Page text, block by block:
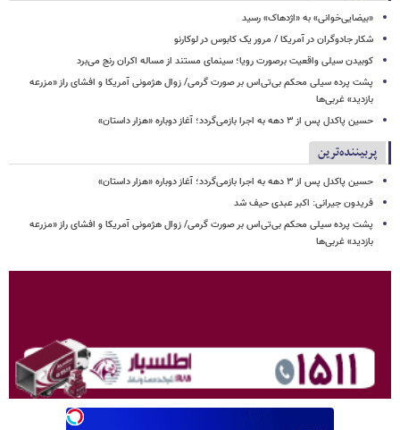
«بیضایی‌خوانی» به «اژدهاک» رسید
شکار جادوگران در آمریکا / مرور یک کابوس در لوکارنو
کوبیدن سیلی واقعیت برصورت رویا؛ سینمای مستند از مساله اکران رنج می‌برد
پشت پرده سیلی محکم بی‌تی‌اس بر صورت گرمی/ زوال هژمونی آمریکا و افشای راز «مزرعه
بازدید» غربی‌ها
حسین پاکدل پس از ۳ دهه به اجرا بازمی‌گردد؛ آغاز دوباره «هزار داستان»
پربیننده‌ترین
حسین پاکدل پس از ۳ دهه به اجرا بازمی‌گردد؛ آغاز دوباره «هزار داستان»
فریدون جیرانی: اکبر عبدی حیف شد
پشت پرده سیلی محکم بی‌تی‌اس بر صورت گرمی/ زوال هژمونی آمریکا و افشای راز «مزرعه
بازدید» غربی‌ها